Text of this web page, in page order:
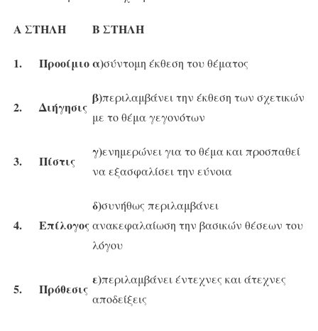
Α ΣΤΗΛΗ Β ΣΤΗΛΗ
1. Προοίμιοα)σύντομη έκθεση του θέματος
2.Διήγησις
β)περιλαμβάνει την έκθεση των σχετικών
με το θέμα γεγονότων
3. Πίστις
γ)ενημερώνει για το θέμα και προσπαθεί
να εξασφαλίσει την εύνοια
4. Επίλογος
δ)συνήθως περιλαμβάνει
ανακεφαλαίωση την βασικών θέσεων του
λόγου
5. Πρόθεσις
ε)περιλαμβάνει έντεχνες και άτεχνες
αποδείξεις